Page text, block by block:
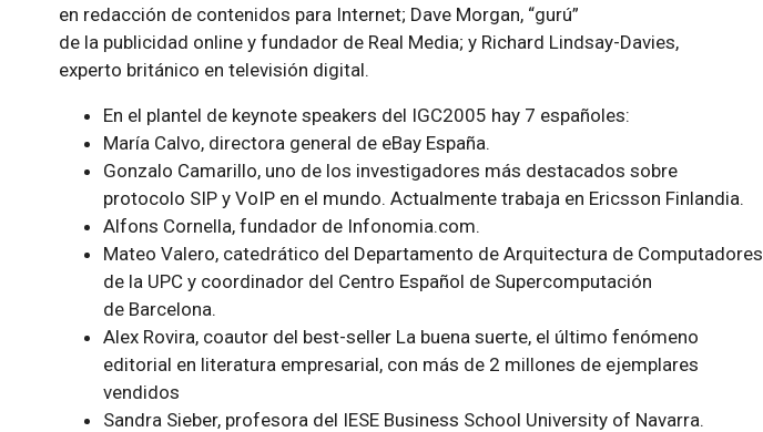
en redacción de contenidos para Internet; Dave Morgan, “gurú”
de la publicidad online y fundador de Real Media; y Richard Lindsay-Davies,
experto británico en televisión digital.
En el plantel de keynote speakers del IGC2005 hay 7 españoles:
María Calvo, directora general de eBay España.
Gonzalo Camarillo, uno de los investigadores más destacados sobre
protocolo SIP y VoIP en el mundo. Actualmente trabaja en Ericsson Finlandia.
Alfons Cornella, fundador de Infonomia.com.
Mateo Valero, catedrático del Departamento de Arquitectura de Computadores
de la UPC y coordinador del Centro Español de Supercomputación
de Barcelona.
Alex Rovira, coautor del best-seller La buena suerte, el último fenómeno
editorial en literatura empresarial, con más de 2 millones de ejemplares
vendidos
Sandra Sieber, profesora del IESE Business School University of Navarra.